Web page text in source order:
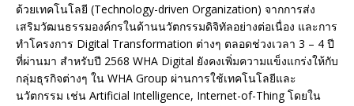
ด้วยเทคโนโลยี (Technology-driven Organization) จากการส่ง
เสริมวัฒนธรรมองค์กรในด้านนวัตกรรมดิจิทัลอย่างต่อเนื่อง และการ
ทำโครงการ Digital Transformation ต่างๆ ตลอดช่วงเวลา 3 – 4 ปี
ที่ผ่านมา สำหรับปี 2568 WHA Digital ยังคงเพิ่มความแข็งแกร่งให้กับ
กลุ่มธุรกิจต่างๆ ใน WHA Group ผ่านการใช้เทคโนโลยีและ
นวัตกรรม เช่น Artificial Intelligence, Internet-of-Thing โดยใน